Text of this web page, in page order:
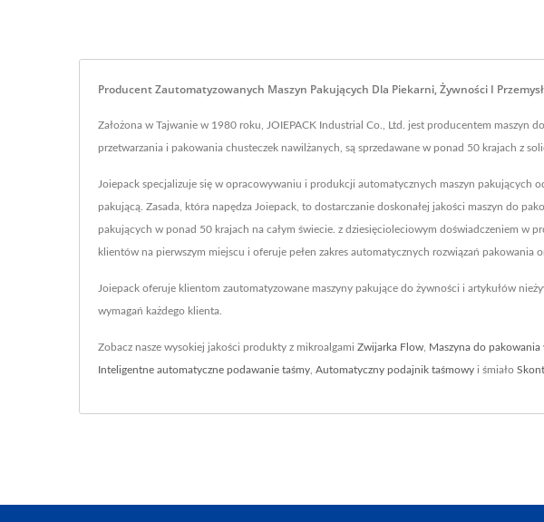
Producent Zautomatyzowanych Maszyn Pakujących Dla Piekarni, Żywności I
Założona w Tajwanie w 1980 roku, JOIEPACK Industrial Co., Ltd. jest producentem
przetwarzania i pakowania chusteczek nawilżanych, są sprzedawane w ponad 50 krajach z
Joiepack specjalizuje się w opracowywaniu i produkcji automatycznych maszyn
pakującą. Zasada, która napędza Joiepack, to dostarczanie doskonałej jakości maszyn do
pakujących w ponad 50 krajach na całym świecie. z dziesięcioleciowym doświadczeniem w
klientów na pierwszym miejscu i oferuje pełen zakres automatycznych rozwiązań pakowania
Joiepack oferuje klientom zautomatyzowane maszyny pakujące do żywności i artykułów
wymagań każdego klienta.
Zobacz nasze wysokiej jakości produkty z mikroalgami Zwijarka Flow Maszyna do pakowania
Inteligentne automatyczne podawanie taśmy Automatyczny podajnik taśmowy i śmiało